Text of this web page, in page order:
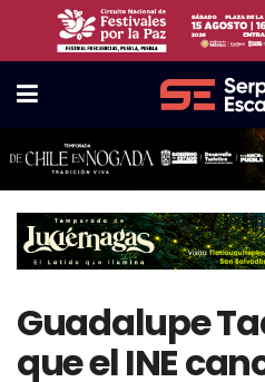
Guadalupe
que el INE